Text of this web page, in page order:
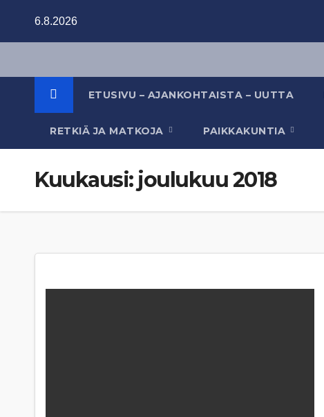
6.8.2026
ETUSIVU – AJANKOHTAISTA – UUTTA
RETKIÄ JA MATKOJA PAIKKAKUNTIA
Kuukausi: joulukuu 2018